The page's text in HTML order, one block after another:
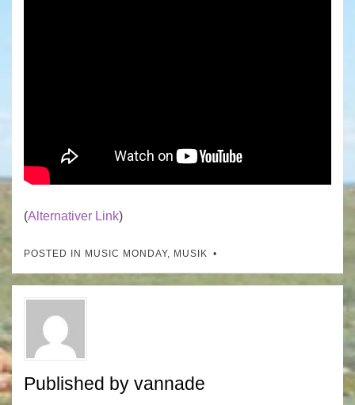
(Alternativer Link)
POSTED IN MUSIC MONDAY, MUSIK
Published by vannade